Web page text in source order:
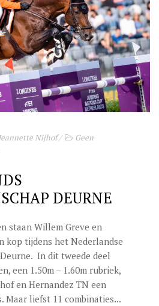
Nijhof/
Geen
DEURNE
staan Willem Greve en
kop tijdens het Nederlandse
In dit tweede deel
een 1.50m – 1.60m rubriek,
en Hernandez TN een
Maar liefst 11 combinaties...